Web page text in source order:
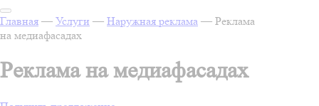
Главная — Услуги — Наружная реклама — Реклама
на медиафасадах
Реклама на медиафасадах